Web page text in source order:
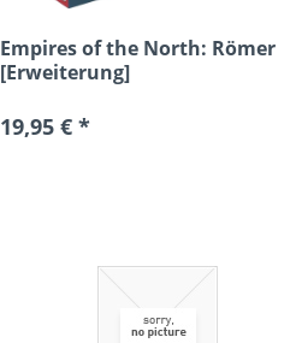
Empires of the North: Römer
[Erweiterung]
19,95 € *